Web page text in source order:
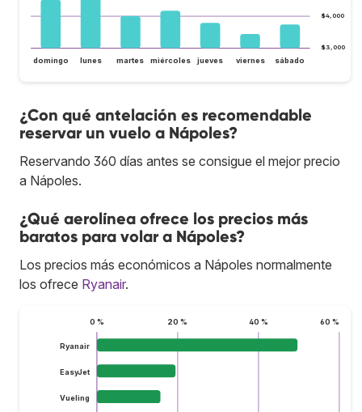
$3,000
$4,000
domingo lunes martes miércoles jueves viernes sábado
¿Con qué antelación es recomendable
reservar un vuelo a Nápoles?
Reservando 360 días antes se consigue el mejor precio
a Nápoles.
¿Qué aerolínea ofrece los precios más
baratos para volar a Nápoles?
Los precios más económicos a Nápoles normalmente
los ofrece Ryanair.
0 % 20 % 40 % 60 %
Ryanair
EasyJet
Vueling